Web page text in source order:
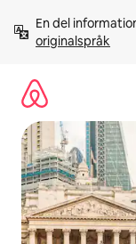
innehåll
En del
originalspråk